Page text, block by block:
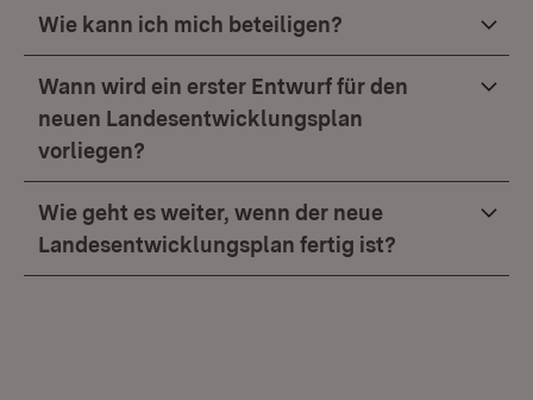
Wie kann ich mich beteiligen?
Wann wird ein erster Entwurf für den
neuen Landesentwicklungsplan
vorliegen?
Wie geht es weiter, wenn der neue
Landesentwicklungsplan fertig ist?